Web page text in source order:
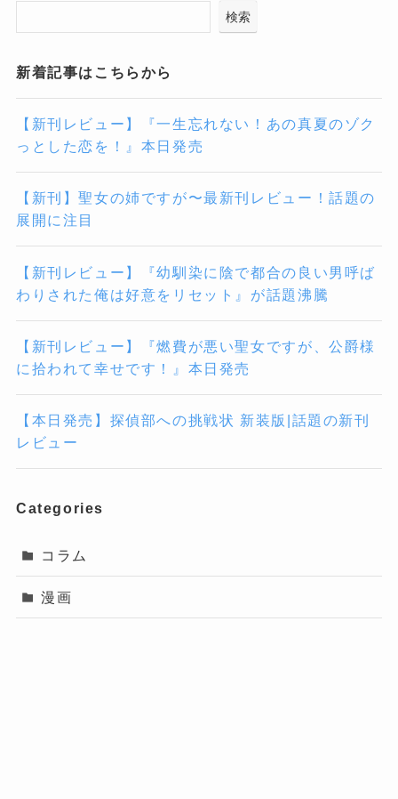
検索
新着記事はこちらから
【新刊レビュー】『一生忘れない！あの真夏のゾク
っとした恋を！』本日発売
【新刊】聖女の姉ですが〜最新刊レビュー！話題の
展開に注目
【新刊レビュー】『幼馴染に陰で都合の良い男呼ば
わりされた俺は好意をリセット』が話題沸騰
【新刊レビュー】『燃費が悪い聖女ですが、公爵様
に拾われて幸せです！』本日発売
【本日発売】探偵部への挑戦状 新装版|話題の新刊
レビュー
Categories
コラム
漫画